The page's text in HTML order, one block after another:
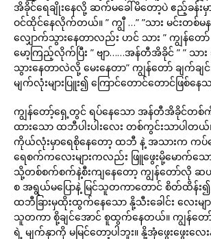
အိခိုင်ရေချိုးနေလို့ ဆက်မခေါ်မိတော့ပဲ ဧည့်ခန်း
ဝင်ထိုင်နေလိုက်တယ်။ ” ကျွီ …” ”သား မင်းတ
လျှောက်သွားနေတာလည်း ဟင် သား ” ကျွန်တ
မော့ကြည့်လိုက်ပြီး ” ဗျာ……အန်တီအိခိုင် ” ” သ
သွားနေတာလဲလို့ မေးနေတာ” ကျွန်တော် ချက်ချင်
မျက်လုံးများပြူး၍ ကြောင်တောင်တောင်ဖြစ်န
ကျွန်တော့်ရှေ့တွင် ရပ်နေသော အန်တီအိခိုင်တစ်ကို
ထားသော ထဘီပါးပါးလေး တစ်ကွင်းသာပါတယ်
ကိုယ်လုံးမှာရေစိုနေတော့ ထဘီ နဲ့ အသားက ကပ်
ရေစက်ကလေးများကလည်း ဖြူဖွေးမို့မောက်သော
သို့တစ်စက်စက်နဲ့စီးကျနေတော့ ကျွန်တော်လို ဆ
စ အရွယ်မပြောနဲ့ မြင်သူတကာတောင် စိတ်ထိန်
ထဘီခြားမှထိုးထွက်နေသော နို့သီးခေါင်း လေးမျ
သူတကာ စို့ချင်အောင် စူထွက်နေတယ်။ ကျွန်တ
ရဲ့ မျက်နှာကို မမြင်တော့ပါဘူး။ နို့အုံဖွေးဖွေးလ